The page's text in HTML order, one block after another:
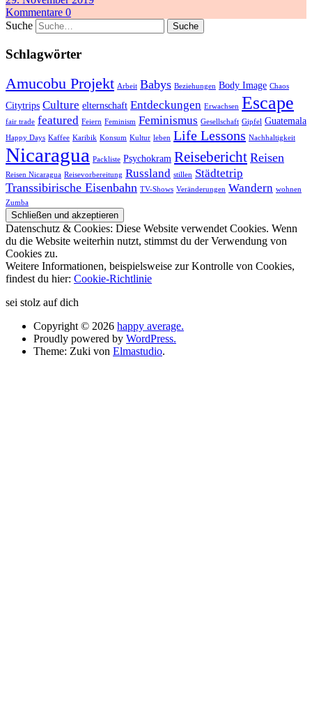
Kommentare 0
Suche
Schlagwörter
Amucobu Projekt Arbeit Babys Beziehungen Body Image Chaos
Citytrips Culture elternschaft Entdeckungen Erwachsen Escape
fair trade featured Feiern Feminism Feminismus Gesellschaft Gipfel Guatemala
Happy Days Kaffee Karibik Konsum Kultur leben Life Lessons Nachhaltigkeit
Nicaragua Packliste Psychokram Reisebericht Reisen
Reisen Nicaragua Reisevorbereitung Russland stillen Städtetrip
Transsibirische Eisenbahn TV-Shows Veränderungen Wandern wohnen
Zumba
Datenschutz & Cookies: Diese Website verwendet Cookies. Wenn
du die Website weiterhin nutzt, stimmst du der Verwendung von
Cookies zu.
Weitere Informationen, beispielsweise zur Kontrolle von Cookies,
findest du hier: Cookie-Richtlinie
sei stolz auf dich
Copyright © 2026 happy average.
Proudly powered by WordPress.
Theme: Zuki von Elmastudio.